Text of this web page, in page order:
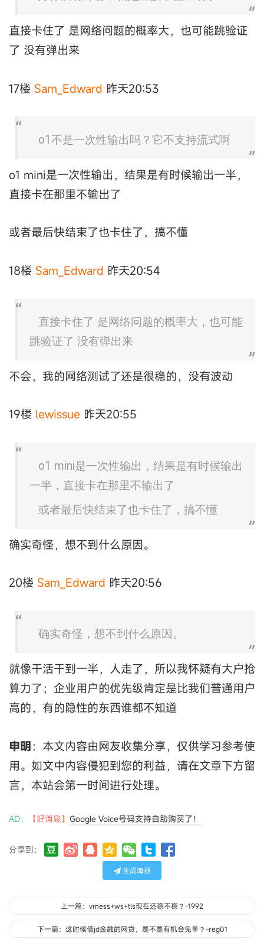
直接卡住了 是网络问题的概率大，也可能跳验证
了 没有弹出来
17楼 Sam_Edward 昨天20:53
o1不是一次性输出吗？它不支持流式啊
o1 mini是一次性输出，结果是有时候输出一半，
直接卡在那里不输出了
或者最后快结束了也卡住了，搞不懂
18楼 Sam_Edward 昨天20:54
直接卡住了 是网络问题的概率大，也可能
跳验证了 没有弹出来
不会，我的网络测试了还是很稳的，没有波动
19楼 lewissue 昨天20:55
o1 mini是一次性输出，结果是有时候输出
一半，直接卡在那里不输出了
或者最后快结束了也卡住了，搞不懂
确实奇怪，想不到什么原因。
20楼 Sam_Edward 昨天20:56
确实奇怪，想不到什么原因。
就像干活干到一半，人走了，所以我怀疑有大户抢
算力了；企业用户的优先级肯定是比我们普通用户
高的，有的隐性的东西谁都不知道
申明：本文内容由网友收集分享，仅供学习参考使
用。如文中内容侵犯到您的利益，请在文章下方留
言，本站会第一时间进行处理。
AD： 【好消息】 Google Voice号码支持自助购买了！
分享到：
生成海报
上一篇：vmess+ws+tls现在还稳不稳？-1992
下一篇：这时候借jd金融的网贷，是不是有机会免单？-reg01